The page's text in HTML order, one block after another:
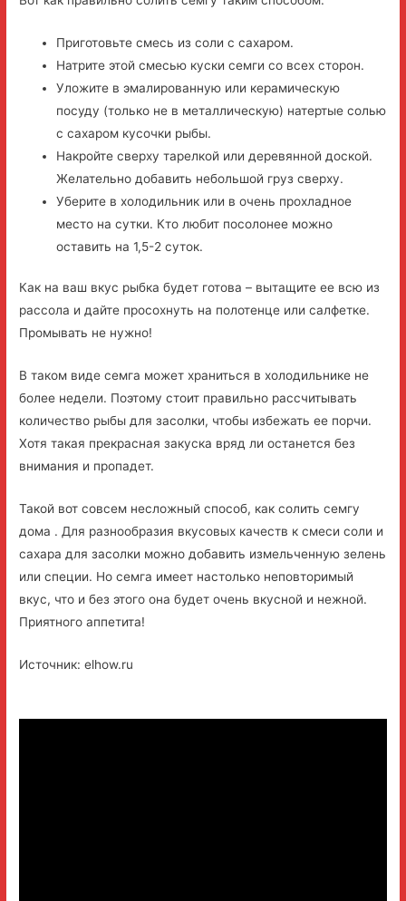
Приготовьте смесь из соли с сахаром.
Натрите этой смесью куски семги со всех сторон.
Уложите в эмалированную или керамическую
посуду (только не в металлическую) натертые солью
с сахаром кусочки рыбы.
Накройте сверху тарелкой или деревянной доской.
Желательно добавить небольшой груз сверху.
Уберите в холодильник или в очень прохладное
место на сутки. Кто любит посолонее можно
оставить на 1,5-2 суток.
Как на ваш вкус рыбка будет готова – вытащите ее всю из
рассола и дайте просохнуть на полотенце или салфетке.
Промывать не нужно!
В таком виде семга может храниться в холодильнике не
более недели. Поэтому стоит правильно рассчитывать
количество рыбы для засолки, чтобы избежать ее порчи.
Хотя такая прекрасная закуска вряд ли останется без
внимания и пропадет.
Такой вот совсем несложный способ, как солить семгу
дома . Для разнообразия вкусовых качеств к смеси соли и
сахара для засолки можно добавить измельченную зелень
или специи. Но семга имеет настолько неповторимый
вкус, что и без этого она будет очень вкусной и нежной.
Приятного аппетита!
Источник: elhow.ru